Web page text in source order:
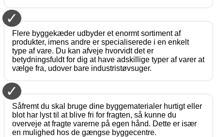
✓
Flere byggekæder udbyder et enormt sortiment af
produkter, imens andre er specialiserede i en enkelt
type af vare. Du kan afveje hvorvidt det er
betydningsfuldt for dig at have adskillige typer af varer at
vælge fra, udover bare industristøvsuger.
✓
Såfremt du skal bruge dine byggematerialer hurtigt eller
blot har lyst til at blive fri for fragten, så kunne du
overveje at fragte varerne på egen hånd. Dette er især
en mulighed hos de gængse byggecentre.